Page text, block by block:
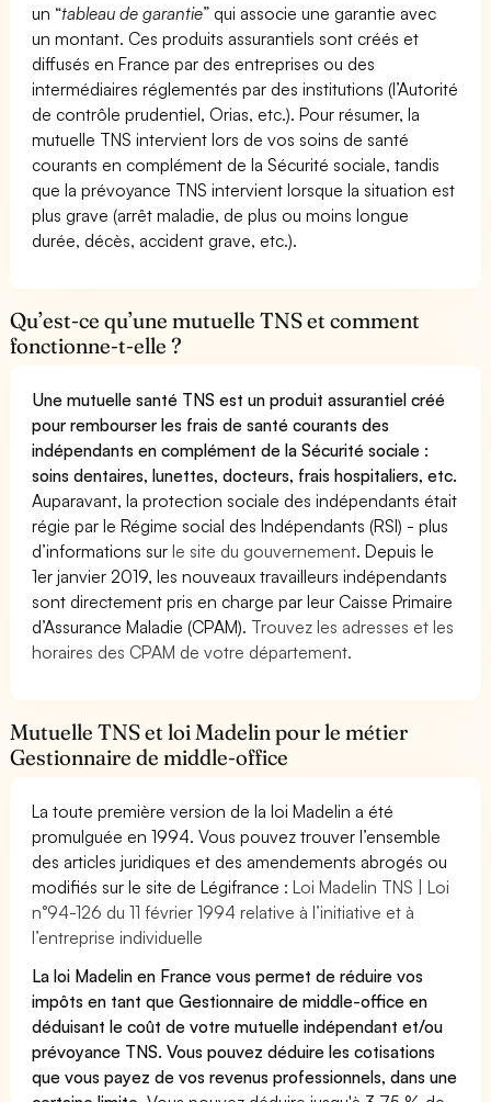
un “tableau de garantie” qui associe une garantie avec
un montant. Ces produits assurantiels sont créés et
diffusés en France par des entreprises ou des
intermédiaires réglementés par des institutions (l’Autorité
de contrôle prudentiel, Orias, etc.). Pour résumer, la
mutuelle TNS intervient lors de vos soins de santé
courants en complément de la Sécurité sociale, tandis
que la prévoyance TNS intervient lorsque la situation est
plus grave (arrêt maladie, de plus ou moins longue
durée, décès, accident grave, etc.).
Qu’est-ce qu’une mutuelle TNS et comment
fonctionne-t-elle ?
Une mutuelle santé TNS est un produit assurantiel créé
pour rembourser les frais de santé courants des
indépendants en complément de la Sécurité sociale :
soins dentaires, lunettes, docteurs, frais hospitaliers, etc.
Auparavant, la protection sociale des indépendants était
régie par le Régime social des Indépendants (RSI) - plus
d’informations surle site du gouvernement. Depuis le
1er janvier 2019, les nouveaux travailleurs indépendants
sont directement pris en charge par leur Caisse Primaire
d’Assurance Maladie (CPAM). Trouvez les adresses et les
horaires des CPAM de votre département.
Mutuelle TNS et loi Madelin pour le métier
Gestionnaire de middle-office
La toute première version de la loi Madelin a été
promulguée en 1994. Vous pouvez trouver l’ensemble
des articles juridiques et des amendements abrogés ou
modifiés sur le site de Légifrance :Loi Madelin TNS | Loi
n°94-126 du 11 février 1994 relative à l’initiative et à
l’entreprise individuelle
La loi Madelin en France vous permet de réduire vos
impôts en tant que Gestionnaire de middle-office en
déduisant le coût de votre mutuelle indépendant et/ou
prévoyance TNS. Vous pouvez déduire les cotisations
que vous payez de vos revenus professionnels, dans une